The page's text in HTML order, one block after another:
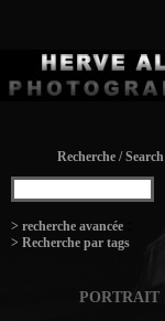
Recherche / Search
> recherche avancée
> Recherche par tags
PORTRAIT